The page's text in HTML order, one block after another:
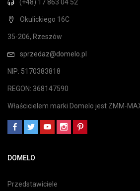
(+48) 17 863 04 52
Okulickiego 16C
35-206, Rzeszów
sprzedaz@domelo.pl
NIP: 5170383818
REGON: 368147590
Właścicielem marki Domelo jest ZMM-
DOMELO
Przedstawiciele